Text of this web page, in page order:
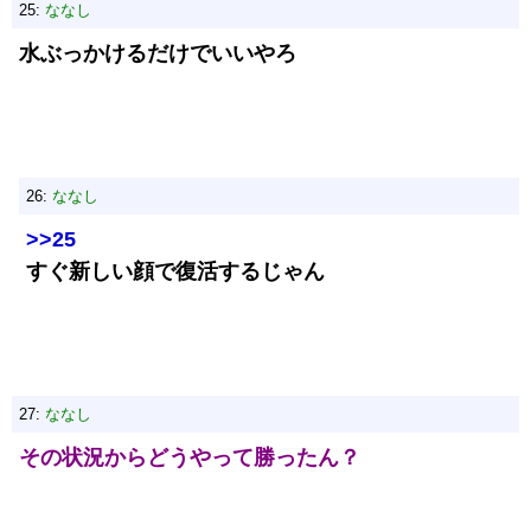
25: ななし
水ぶっかけるだけでいいやろ
26: ななし
>>25
すぐ新しい顔で復活するじゃん
27: ななし
その状況からどうやって勝ったん？